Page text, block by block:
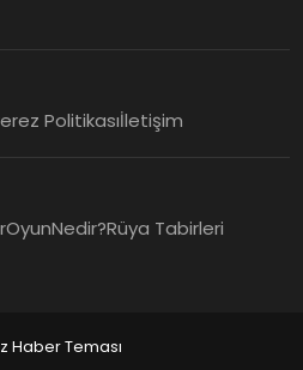
Politikasıİletişim
OyunNedir?Rüya Tabirleri
Haber Teması